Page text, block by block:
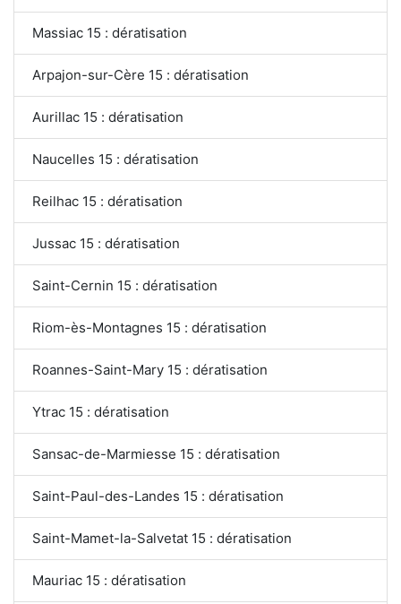
Massiac 15 : dératisation
Arpajon-sur-Cère 15 : dératisation
Aurillac 15 : dératisation
Naucelles 15 : dératisation
Reilhac 15 : dératisation
Jussac 15 : dératisation
Saint-Cernin 15 : dératisation
Riom-ès-Montagnes 15 : dératisation
Roannes-Saint-Mary 15 : dératisation
Ytrac 15 : dératisation
Sansac-de-Marmiesse 15 : dératisation
Saint-Paul-des-Landes 15 : dératisation
Saint-Mamet-la-Salvetat 15 : dératisation
Mauriac 15 : dératisation